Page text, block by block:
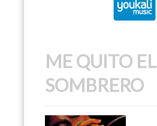
ME QUITO EL
SOMBRERO